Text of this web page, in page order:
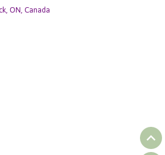
ON, Canada